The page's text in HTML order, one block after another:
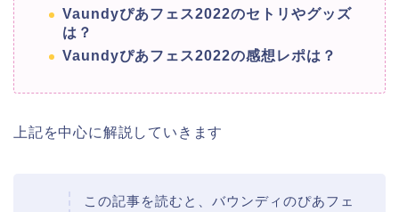
Vaundyぴあフェス2022のセトリやグッズ
は？
Vaundyぴあフェス2022の感想レポは？
上記を中心に解説していきます
この記事を読むと、バウンディのぴあフェ